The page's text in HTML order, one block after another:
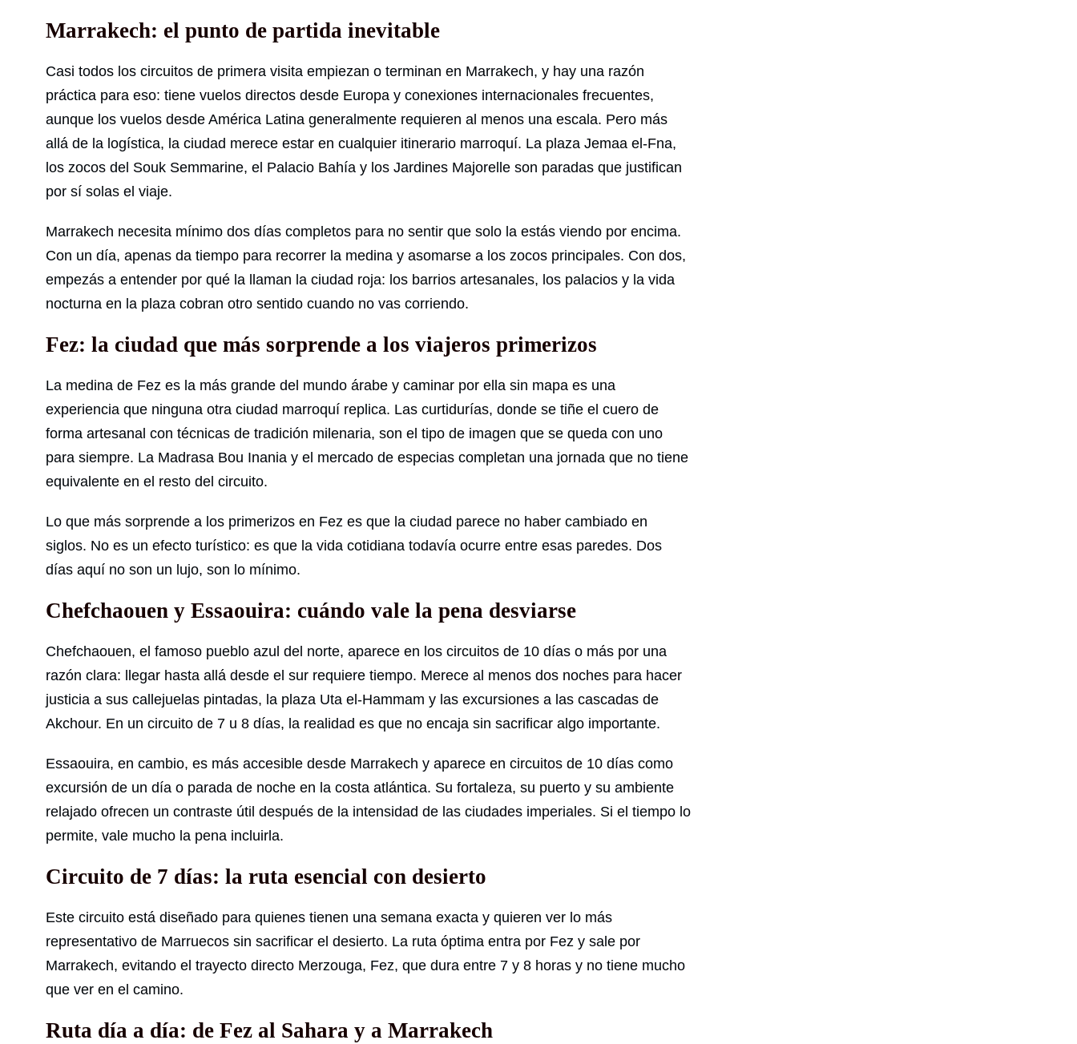
Marrakech: el punto de partida inevitable
Casi todos los circuitos de primera visita empiezan o terminan en Marrakech, y hay una razón
práctica para eso: tiene vuelos directos desde Europa y conexiones internacionales frecuentes,
aunque los vuelos desde América Latina generalmente requieren al menos una escala. Pero más
allá de la logística, la ciudad merece estar en cualquier itinerario marroquí. La plaza Jemaa el-Fna,
los zocos del Souk Semmarine, el Palacio Bahía y los Jardines Majorelle son paradas que justifican
por sí solas el viaje.
Marrakech necesita mínimo dos días completos para no sentir que solo la estás viendo por encima.
Con un día, apenas da tiempo para recorrer la medina y asomarse a los zocos principales. Con dos,
empezás a entender por qué la llaman la ciudad roja: los barrios artesanales, los palacios y la vida
nocturna en la plaza cobran otro sentido cuando no vas corriendo.
Fez: la ciudad que más sorprende a los viajeros primerizos
La medina de Fez es la más grande del mundo árabe y caminar por ella sin mapa es una
experiencia que ninguna otra ciudad marroquí replica. Las curtidurías, donde se tiñe el cuero de
forma artesanal con técnicas de tradición milenaria, son el tipo de imagen que se queda con uno
para siempre. La Madrasa Bou Inania y el mercado de especias completan una jornada que no tiene
equivalente en el resto del circuito.
Lo que más sorprende a los primerizos en Fez es que la ciudad parece no haber cambiado en
siglos. No es un efecto turístico: es que la vida cotidiana todavía ocurre entre esas paredes. Dos
días aquí no son un lujo, son lo mínimo.
Chefchaouen y Essaouira: cuándo vale la pena desviarse
Chefchaouen, el famoso pueblo azul del norte, aparece en los circuitos de 10 días o más por una
razón clara: llegar hasta allá desde el sur requiere tiempo. Merece al menos dos noches para hacer
justicia a sus callejuelas pintadas, la plaza Uta el-Hammam y las excursiones a las cascadas de
Akchour. En un circuito de 7 u 8 días, la realidad es que no encaja sin sacrificar algo importante.
Essaouira, en cambio, es más accesible desde Marrakech y aparece en circuitos de 10 días como
excursión de un día o parada de noche en la costa atlántica. Su fortaleza, su puerto y su ambiente
relajado ofrecen un contraste útil después de la intensidad de las ciudades imperiales. Si el tiempo lo
permite, vale mucho la pena incluirla.
Circuito de 7 días: la ruta esencial con desierto
Este circuito está diseñado para quienes tienen una semana exacta y quieren ver lo más
representativo de Marruecos sin sacrificar el desierto. La ruta óptima entra por Fez y sale por
Marrakech, evitando el trayecto directo Merzouga, Fez, que dura entre 7 y 8 horas y no tiene mucho
que ver en el camino.
Ruta día a día: de Fez al Sahara y a Marrakech